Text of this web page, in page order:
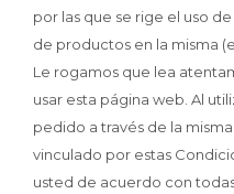
por las que se rige el uso
de productos en la misma
Le rogamos que lea
usar esta página web. Al
pedido a través de la
vinculado por estas
usted de acuerdo con